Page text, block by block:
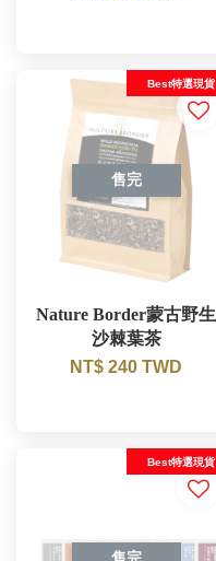
售完
Best特選現貨
Nature Border蒙古野生
沙棘葉茶
NT$ 240 TWD
Best特選現貨